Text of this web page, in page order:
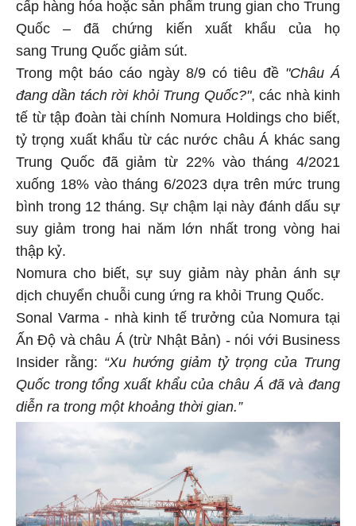
cấp hàng hóa hoặc sản phẩm trung gian cho Trung
Quốc – đã chứng kiến xuất khẩu của họ
sang Trung Quốc giảm sút.
Trong một báo cáo ngày 8/9 có tiêu đề "Châu Á
đang dần tách rời khỏi Trung Quốc?", các nhà kinh
tế từ tập đoàn tài chính Nomura Holdings cho biết,
tỷ trọng xuất khẩu từ các nước châu Á khác sang
Trung Quốc đã giảm từ 22% vào tháng 4/2021
xuống 18% vào tháng 6/2023 dựa trên mức trung
bình trong 12 tháng. Sự chậm lại này đánh dấu sự
suy giảm trong hai năm lớn nhất trong vòng hai
thập kỷ.
Nomura cho biết, sự suy giảm này phản ánh sự
dịch chuyển chuỗi cung ứng ra khỏi Trung Quốc.
Sonal Varma - nhà kinh tế trưởng của Nomura tại
Ấn Độ và châu Á (trừ Nhật Bản) - nói với Business
Insider rằng: “Xu hướng giảm tỷ trọng của Trung
Quốc trong tổng xuất khẩu của châu Á đã và đang
diễn ra trong một khoảng thời gian.”